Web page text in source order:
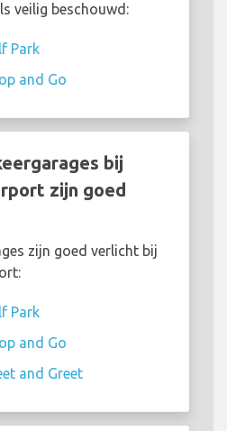
veilig beschouwd:
Park
and Go
bij
zijn goed
zijn goed verlicht bij
Park
and Go
and Greet